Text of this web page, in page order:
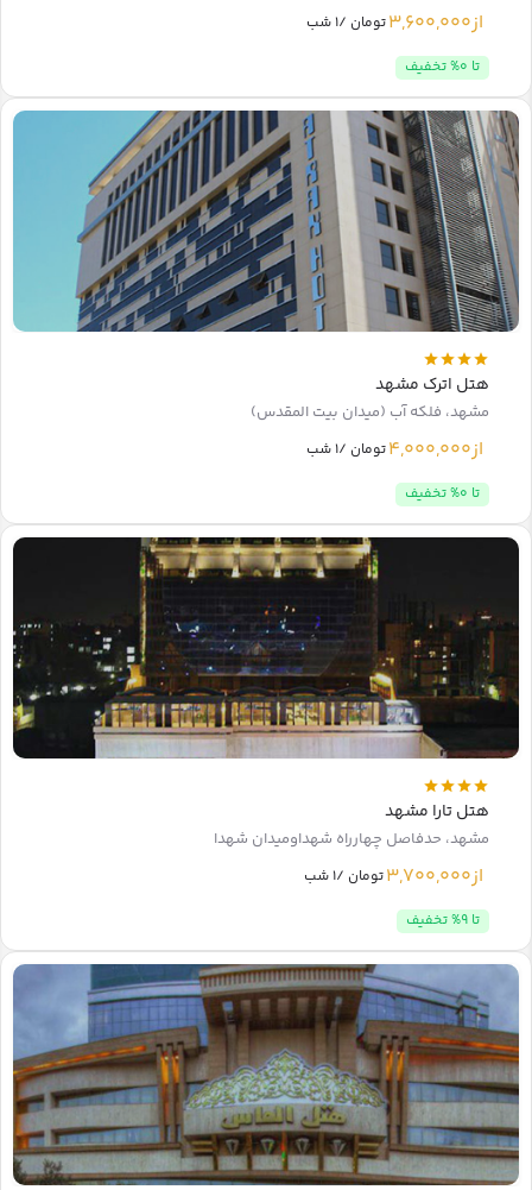
از3,600,000تومان /1 شب
تا 0% تخفیف
هتل اترک مشهد
مشهد، فلکه آب (میدان بیت المقدس)
از4,000,000تومان /1 شب
تا 0% تخفیف
هتل تارا مشهد
مشهد، حدفاصل چهارراه شهداومیدان شهدا
از3,700,000تومان /1 شب
تا 9% تخفیف